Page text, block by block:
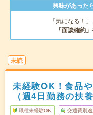
興味があった
「気になる！
「面談確約」
未読
未経験OK！食品
（週4日勤務の扶
職種未経験OK 交通費別途